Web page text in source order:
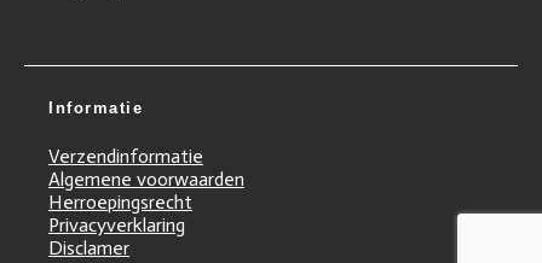
Informatie
Verzendinformatie
Algemene voorwaarden
Herroepingsrecht
Privacyverklaring
Disclamer